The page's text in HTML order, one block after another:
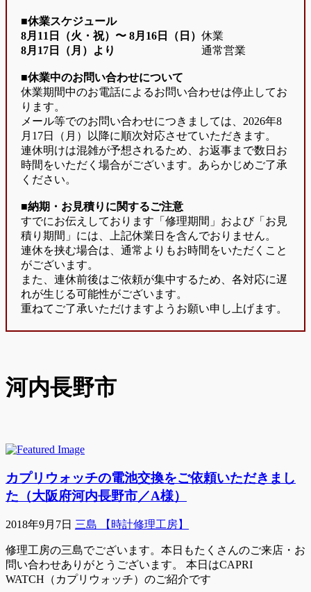
■休業スケジュール
8月11日（火・祝）〜 8月16日（日） 休業
8月17日（月）より
通常営業
■休業中のお問い合わせについて
休業期間中のお電話によるお問い合わせは停止してお
ります。
メール等でのお問い合わせにつきましては、2026年8
月17日（月）以降に順次対応させていただきます。
連休明けは混雑が予想されるため、お返事まで数日お
時間をいただく場合がございます。あらかじめご了承
ください。
■納期・お見積りに関するご注意
すでにお伝えしております「修理期間」および「お見
積り期間」には、上記休業日を含んでおりません。
連休を挟む場合は、通常よりもお時間をいただくこと
がございます。
また、連休前後はご依頼が集中するため、各対応に遅
れが生じる可能性がございます。
重ねてご了承いただけますようお願い申し上げます。
河内長野市
カプリウォッチの電池交換をご依頼いただきまし
た（大阪府河内長野市／A様）
2018年9月7日 三島 【時計修理工房】
修理工房の三島でございます。本日もたくさんのご来店・お
問い合わせありがとうございます。 本日はCAPRI
WATCH（カプリウォッチ）のご紹介です